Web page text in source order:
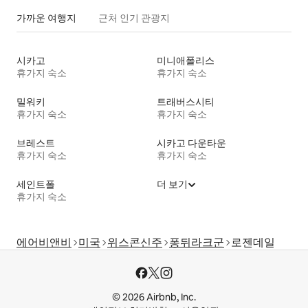
가까운 여행지 근처 인기 관광지
시카고
휴가지 숙소
미니애폴리스
휴가지 숙소
밀워키
휴가지 숙소
트래버스시티
휴가지 숙소
브레스트
휴가지 숙소
시카고 다운타운
휴가지 숙소
세인트폴
휴가지 숙소
더 보기
에어비앤비 미국 위스콘신주 퐁뒤라크군 로젠데일
© 2026 Airbnb, Inc.